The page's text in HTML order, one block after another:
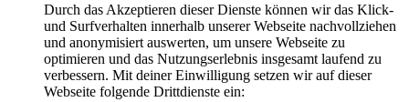
Durch das Akzeptieren dieser Dienste können wir das Klick-
und Surfverhalten innerhalb unserer Webseite nachvollziehen
und anonymisiert auswerten, um unsere Webseite zu
optimieren und das Nutzungserlebnis insgesamt laufend zu
verbessern. Mit deiner Einwilligung setzen wir auf dieser
Webseite folgende Drittdienste ein: